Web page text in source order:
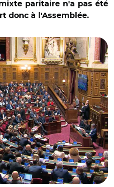
paritaire n'a pas été
donc à l'Assemblée.
du projet de loi de